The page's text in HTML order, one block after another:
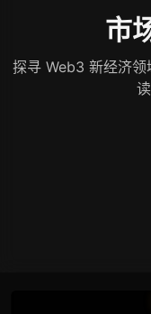
市
探寻 Web3 新经济